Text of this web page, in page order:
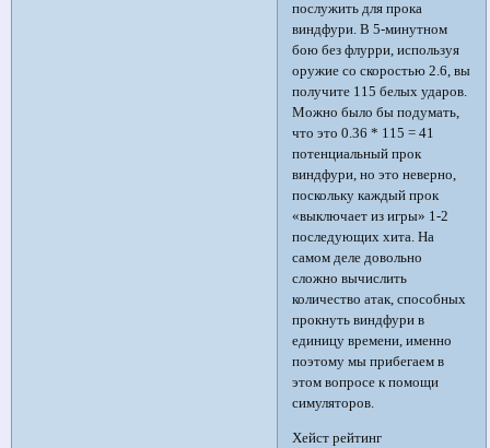
послужить для прока
виндфури. В 5-минутном
бою без флурри, используя
оружие со скоростью 2.6, вы
получите 115 белых ударов.
Можно было бы подумать,
что это 0.36 * 115 = 41
потенциальный прок
виндфури, но это неверно,
поскольку каждый прок
«выключает из игры» 1-2
последующих хита. На
самом деле довольно
сложно вычислить
количество атак, способных
прокнуть виндфури в
единицу времени, именно
поэтому мы прибегаем в
этом вопросе к помощи
симуляторов.
Хейст рейтинг